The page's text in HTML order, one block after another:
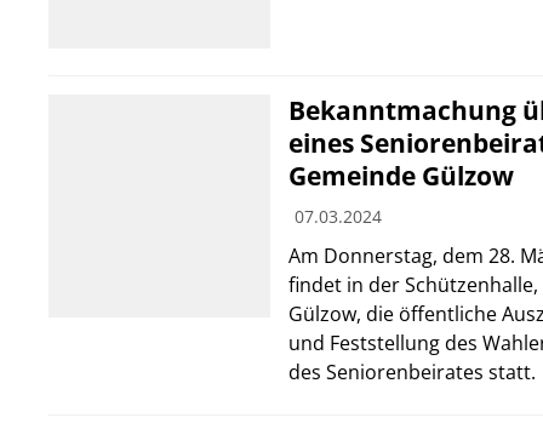
Bekanntmachung
eines
Gemeinde Gülzow
07.03.2024
Am Donnerstag, dem 28.
findet in der
Gülzow, die öffentliche
und Feststellung des
des Seniorenbeirates statt.